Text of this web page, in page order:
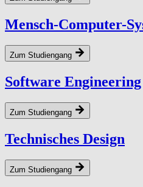
Mensch-Computer-
Zum Studiengang
Software Engineering
Zum Studiengang
Technisches Design
Zum Studiengang